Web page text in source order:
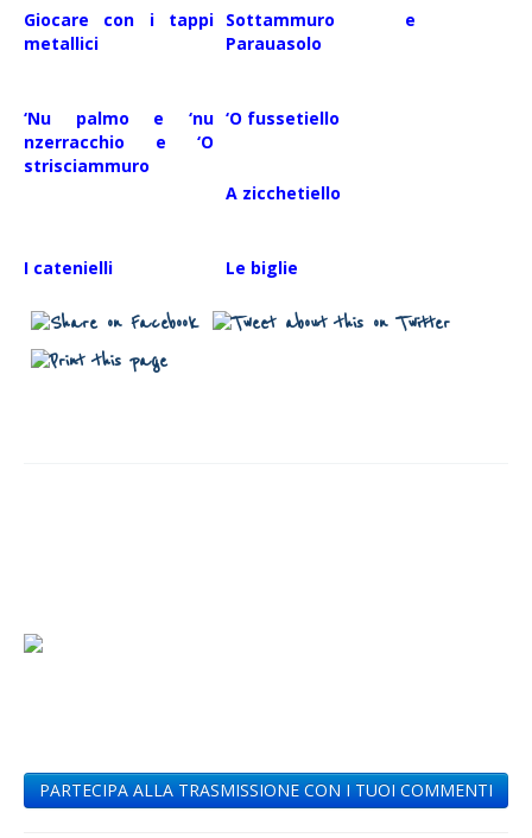
Giocare con i tappi
metallici
Sottammuro e
Parauasolo
‘Nu palmo e ‘nu
nzerracchio e ‘O
strisciammuro
‘O fussetiello
A zicchetiello
I catenielli Le biglie
PARTECIPA ALLA TRASMISSIONE CON I TUOI COMMENTI